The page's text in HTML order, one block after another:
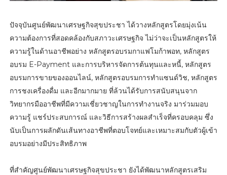
ปัจจุบันศูนย์พัฒนาเศรษฐกิจสุขประชา ได้วางหลักสูตรโดยมุ่งเน้น
ความต้องการที่สอดคล้องกับสภาวะเศรษฐกิจ ไม่ว่าจะเป็นหลักสูตรให้
ความรู้ในด้านอาชีพอย่าง หลักสูตรอบรมกาแฟโมก้าพอท, หลักสูตร
อบรม E-Payment และการบริหารจัดการต้นทุนและหนี้, หลักสูตร
อบรมการขายของออนไลน์, หลักสูตรอบรมการทำแซนด์วิช, หลักสูตร
การชงเครื่องดื่ม และอีกมากมาย ที่ล้วนได้รับการสนับสนุนจาก
วิทยากรมืออาชีพที่มีความเชี่ยวชาญในการทำงานจริง มาร่วมมอบ
ความรู้ แชร์ประสบการณ์ และวิธีการสร้างผลสำเร็จที่ครอบคลุม ซึ่ง
นับเป็นการผลักดันเส้นทางอาชีพที่ตอบโจทย์และเหมาะสมกับตัวผู้เข้า
อบรมอย่างมีประสิทธิภาพ
ที่สำคัญศูนย์พัฒนาเศรษฐกิจสุขประชา ยังได้พัฒนาหลักสูตรเสริม